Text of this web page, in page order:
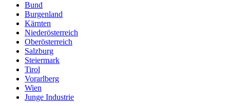
Bund
Burgenland
Kärnten
Niederösterreich
Oberösterreich
Salzburg
Steiermark
Tirol
Vorarlberg
Wien
Junge Industrie